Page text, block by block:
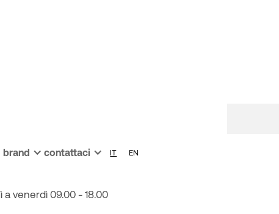
brand contattaci IT EN
a venerdì 09.00 - 18.00